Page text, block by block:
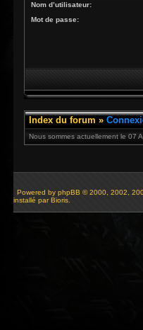
Nom d’utilisateur:
Mot de passe:
Index du forum »
Nous sommes actuellement le 07
Powered by phpBB © 2000, 2002,
installé par Bioris.